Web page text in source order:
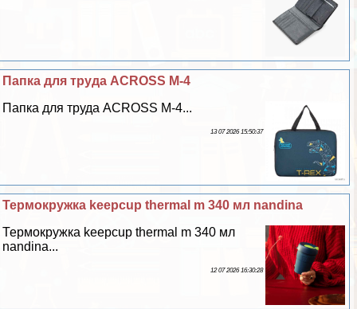
Папка для труда ACROSS M-4
Папка для труда ACROSS M-4...
13 07 2026 15:50:37
Термокружка keepcup thermal m 340 мл nandina
Термокружка keepcup thermal m 340 мл
nandina...
12 07 2026 16:30:28